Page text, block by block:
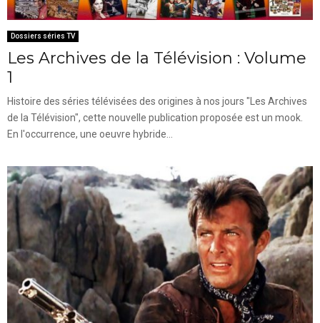
Dossiers séries TV
Les Archives de la Télévision : Volume
1
Histoire des séries télévisées des origines à nos jours "Les Archives
de la Télévision", cette nouvelle publication proposée est un mook.
En l'occurrence, une oeuvre hybride...